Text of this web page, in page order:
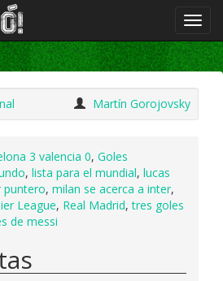
Martín Gorojovsky
3 valencia 0, Goles
, lista para el mundial, lucas
puntero, milan se acerca a inter,
League, Real Madrid,tres goles
de messi